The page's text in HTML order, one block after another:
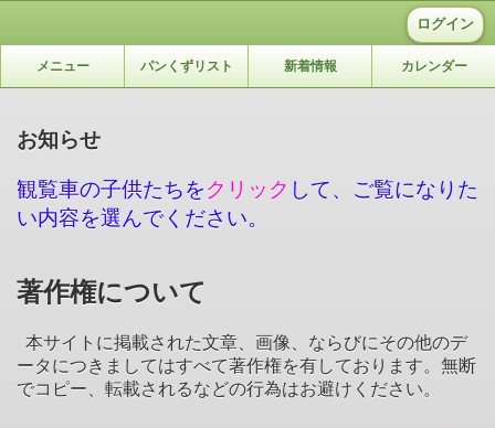
ログイン
メニュー パンくずリスト 新着情報 カレンダー
お知らせ
観覧車の子供たちをクリック して、ご覧になりた
い内容を選んでください。
著作権について
本サイトに掲載された文章、画像、ならびにその他のデ
ータにつきましてはすべて著作権を有しております。無断
でコピー、転載されるなどの行為はお避けください。